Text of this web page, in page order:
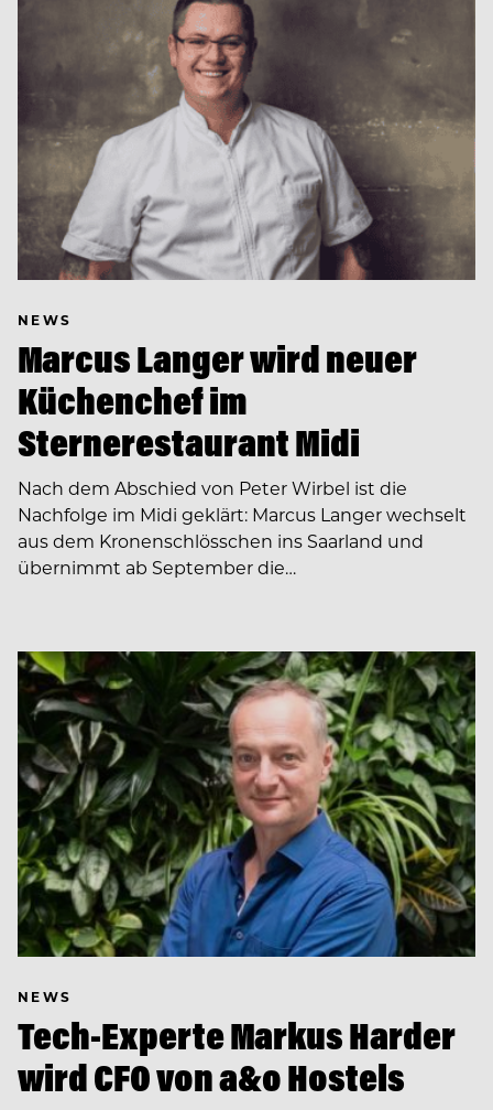
NEWS
Marcus Langer wird neuer
Küchenchef im
Sternerestaurant Midi
Nach dem Abschied von Peter Wirbel ist die
Nachfolge im Midi geklärt: Marcus Langer wechselt
aus dem Kronenschlösschen ins Saarland und
übernimmt ab September die…
NEWS
Tech-Experte Markus Harder
wird CFO von a&o Hostels